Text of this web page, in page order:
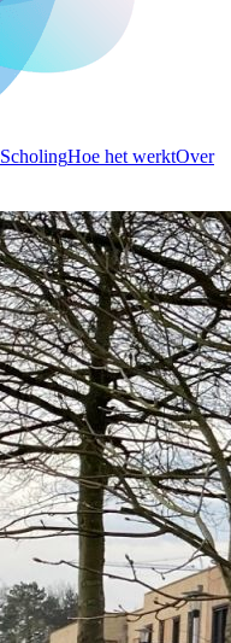
ScholingHoe het werktOver